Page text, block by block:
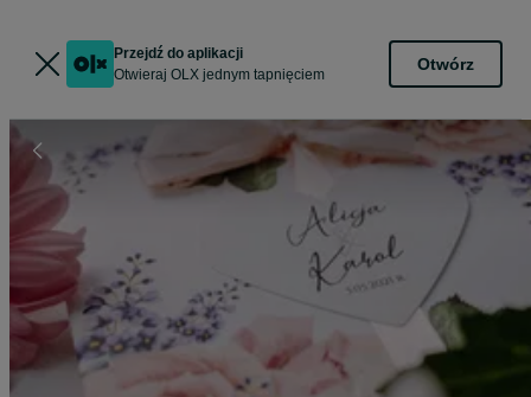
Przejdź do aplikacji
Otwieraj OLX jednym tapnięciem
Otwórz